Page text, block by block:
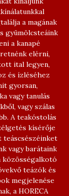
a magának
gyümölcsteáink
a kanapé
elérni,
ital legyen,
és ízléséhez
gyorsan,
vagy tanulás
vagy szálas
A teakóstolás
kísérője
teáscsészéinket
vagy barátaink
közösségalkotó
teázók és
megjelenése
a HORECA